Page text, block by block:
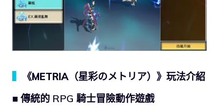
《METRIA（星彩のメトリア）》玩法介紹
■ 傳統的 RPG 騎士冒險動作遊戲